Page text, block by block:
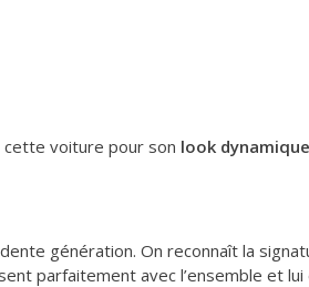
cette voiture pour son look dynamique
génération. On reconnaît la
parfaitement avec l’ensemble et